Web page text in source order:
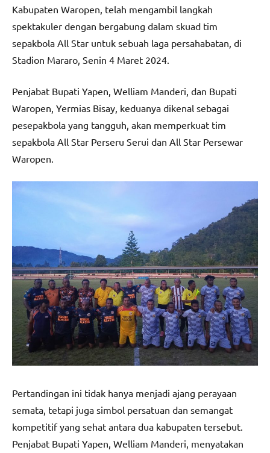
Kabupaten Waropen, telah mengambil langkah
spektakuler dengan bergabung dalam skuad tim
sepakbola All Star untuk sebuah laga persahabatan, di
Stadion Mararo, Senin 4 Maret 2024.
Penjabat Bupati Yapen, Welliam Manderi, dan Bupati
Waropen, Yermias Bisay, keduanya dikenal sebagai
pesepakbola yang tangguh, akan memperkuat tim
sepakbola All Star Perseru Serui dan All Star Persewar
Waropen.
Pertandingan ini tidak hanya menjadi ajang perayaan
semata, tetapi juga simbol persatuan dan semangat
kompetitif yang sehat antara dua kabupaten tersebut.
Penjabat Bupati Yapen, Welliam Manderi, menyatakan